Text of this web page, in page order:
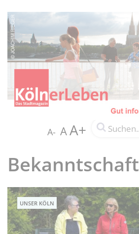
A- AA+
Bekanntschaft
UNSER KÖLN